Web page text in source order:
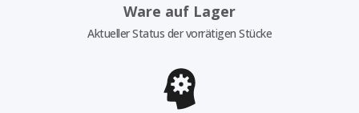
Ware auf Lager
Aktueller Status der vorrätigen Stücke